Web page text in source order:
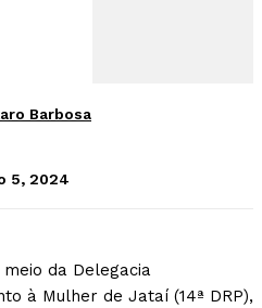
Barbosa
5, 2024
da Delegacia
à Mulher de Jataí (14ª DRP),